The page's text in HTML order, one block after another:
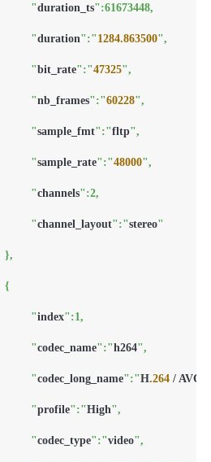
						"
duration_ts":61673448,
						"
duration":"1284.863500",
						"
bit_rate":"47325",
						"
nb_frames":"60228",
						"
sample_fmt":"fltp",
						"
sample_rate":"48000",
						"
channels":2,
						"
channel_layout":"stereo"
						"
index":1,
						"
codec_name":"h264",
						"
codec_long_name":"H.264 / AVC /
						"
profile":"High",
						"
codec_type":"video",